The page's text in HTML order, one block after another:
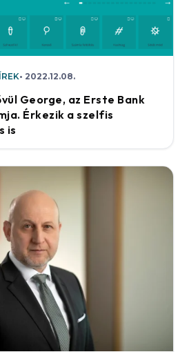
2022.12.08.
George, az Erste Bank
Érkezik a szelfis
is